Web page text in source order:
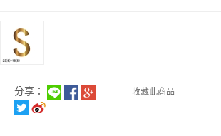
分享： 收藏此商品